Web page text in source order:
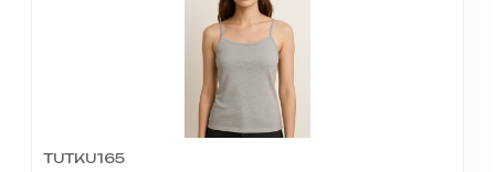
TUTKU165